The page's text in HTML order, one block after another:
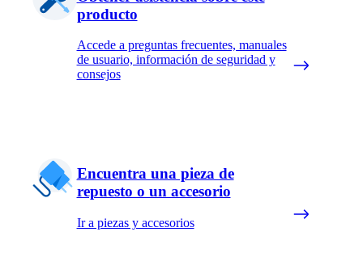
producto
Accede a preguntas frecuentes, manuales
de usuario, información de seguridad y
consejos
Encuentra una pieza de
repuesto o un accesorio
Ir a piezas y accesorios